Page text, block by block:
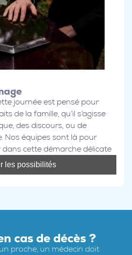
journée est pensé pour
de la famille, qu’il s’agisse
des discours, ou de
Nos équipes sont là pour
cette démarche délicate
les possibilités
cas de décès ?
proche, un médecin doit